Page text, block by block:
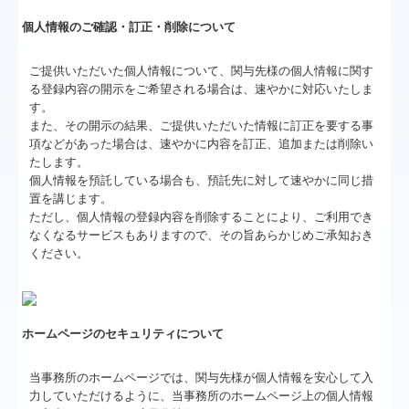
個人情報のご確認・訂正・削除について
ご提供いただいた個人情報について、関与先様の個人情報に関す
る登録内容の開示をご希望される場合は、速やかに対応いたしま
す。
また、その開示の結果、ご提供いただいた情報に訂正を要する事
項などがあった場合は、速やかに内容を訂正、追加または削除い
たします。
個人情報を預託している場合も、預託先に対して速やかに同じ措
置を講じます。
ただし、個人情報の登録内容を削除することにより、ご利用でき
なくなるサービスもありますので、その旨あらかじめご承知おき
ください。
ホームページのセキュリティについて
当事務所のホームページでは、関与先様が個人情報を安心して入
力していただけるように、当事務所のホームページ上の個人情報